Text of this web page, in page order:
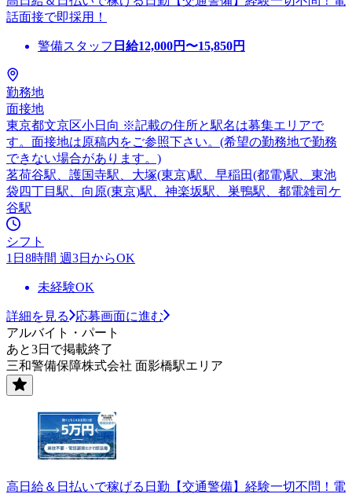
話面接で即採用！
警備スタッフ 日給12,000円〜15,850円
勤務地
面接地
東京都文京区小日向 ※記載の住所と駅名は募集エリアで
す。面接地は原稿内をご参照下さい。(希望の勤務地で勤務
できない場合があります。)
茗荷谷駅、護国寺駅、大塚(東京)駅、早稲田(都電)駅、東池
袋四丁目駅、向原(東京)駅、神楽坂駅、巣鴨駅、都電雑司ケ
谷駅
シフト
1日8時間 週3日からOK
未経験OK
詳細を見る
応募画面に進む
アルバイト・パート
あと3日で掲載終了
三和警備保障株式会社 面影橋駅エリア
高日給＆日払いで稼げる日勤【交通警備】経験一切不問！電